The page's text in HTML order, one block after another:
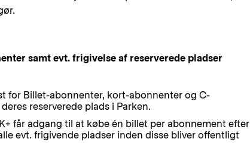
samt evt. frigivelse af reserverede pladser
for Billet-abonnenter, kort-abonnenter og C-
reserverede plads i Parken.
får adgang til at købe én billet per abonnement efter
evt. frigivende pladser inden disse bliver offentligt